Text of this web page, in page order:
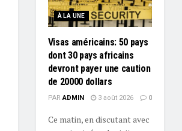
À LA UNE
Visas américains: 50 pays
dont 30 pays africains
devront payer une caution
de 20000 dollars
PAR ADMIN 3 août 2026 0
Ce matin, en discutant avec